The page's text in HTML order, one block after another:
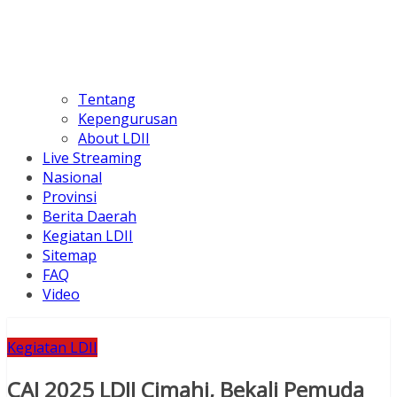
Tentang
Kepengurusan
About LDII
Live Streaming
Nasional
Provinsi
Berita Daerah
Kegiatan LDII
Sitemap
FAQ
Video
Kegiatan LDII
CAI 2025 LDII Cimahi, Bekali Pemuda